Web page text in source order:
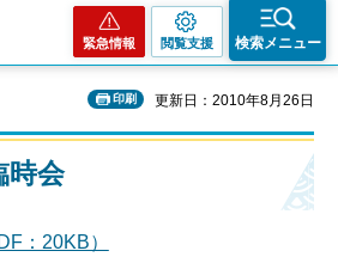
緊急情報 閲覧支援 検索メニュー
印刷 更新日：2010年8月26日
時会
：20KB）